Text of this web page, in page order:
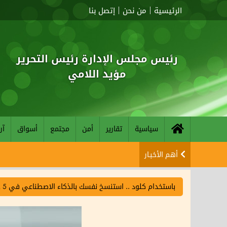
الرئيسية من نحن إتصل بنا
رئيس مجلس الإدارة رئيس التحرير
مؤيد اللامي
سياسية تقارير أمن مجتمع أسواق
أهم الأخبـار
باستخدام كلود .. استنسخ نفسك بالذكاء الاصطناعي في 5 خطوات فقط